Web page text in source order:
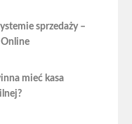
sprzedaży –
Online
mieć kasa